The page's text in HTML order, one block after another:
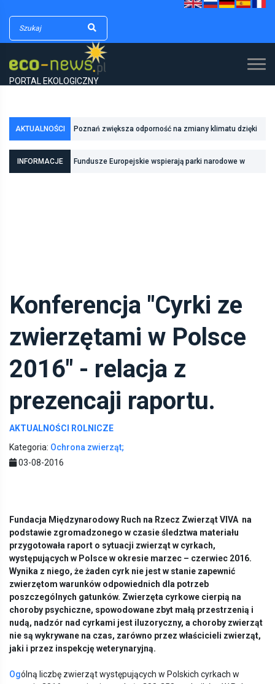
PORTAL EKOLOGICZNY
AKTUALNOŚCI Poznań zwiększa odporność na zmiany klimatu dzięki
INFORMACJE
Fundusze Europejskie wspierają parki narodowe w
Konferencja "Cyrki ze
zwierzętami w Polsce
2016" - relacja z
prezencaji raportu.
AKTUALNOŚCI ROLNICZE
Kategoria: Ochrona zwierząt;
03-08-2016
Fundacja Międzynarodowy Ruch na Rzecz Zwierząt VIVA na
podstawie zgromadzonego w czasie śledztwa materiału
przygotowała raport o sytuacji zwierząt w cyrkach,
występujących w Polsce w okresie marzec – czerwiec 2016.
Wynika z niego, że żaden cyrk nie jest w stanie zapewnić
zwierzętom warunków odpowiednich dla potrzeb
poszczegó lnych gatunków. Zwierzęta cyrkowe cierpią na
choroby psychiczne, spowodowane zbyt małą przestrzenią i
nudą, nadzór nad cyrkami jest iluzoryczny, a choroby zwierząt
nie są wykrywane na czas, zarówno przez właścicieli zwierząt,
jaki i przez inspekcję weterynaryjną.
Ogólną liczbę zwierząt występujących w Polskich cyrkach w